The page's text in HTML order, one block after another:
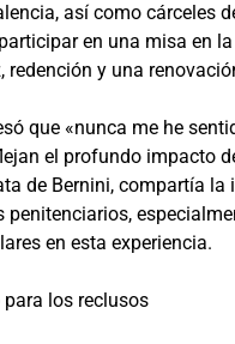
así como cárceles
en una misa en
y una
que «nunca me he
el profundo impacto
de Bernini, compartía
en esta experiencia.
los reclusos